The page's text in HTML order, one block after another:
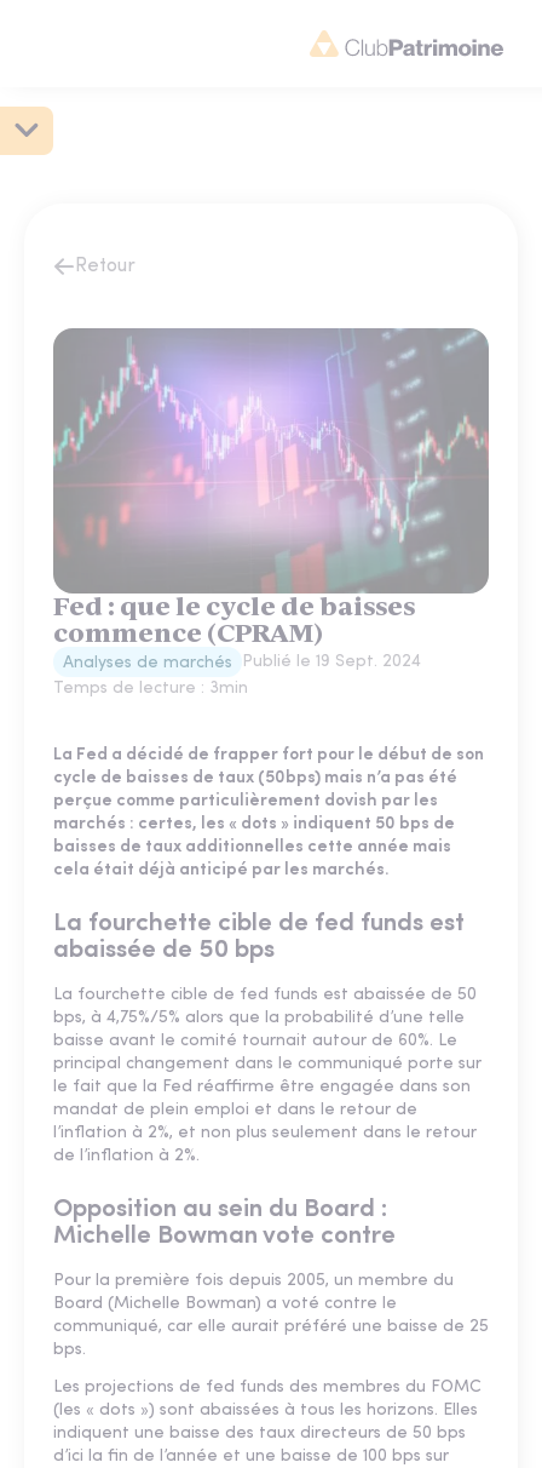
Retour
Fed : que le cycle de baisses
commence (CPRAM)
Analyses de marchés Publié le 19 Sept. 2024
Temps de lecture : 3min
La Fed a décidé de frapper fort pour le début de son
cycle de baisses de taux (50bps) mais n’a pas été
perçue comme particulièrement dovish par les
marchés : certes, les « dots » indiquent 50 bps de
baisses de taux additionnelles cette année mais
cela était déjà anticipé par les marchés.
La fourchette cible de fed funds est
abaissée de 50 bps
La fourchette cible de fed funds est abaissée de 50
bps, à 4,75%/5% alors que la probabilité d’une telle
baisse avant le comité tournait autour de 60%. Le
principal changement dans le communiqué porte sur
le fait que la Fed réaffirme être engagée dans son
mandat de plein emploi et dans le retour de
l’inflation à 2%, et non plus seulement dans le retour
de l’inflation à 2%.
Opposition au sein du Board :
Michelle Bowman vote contre
Pour la première fois depuis 2005, un membre du
Board (Michelle Bowman) a voté contre le
communiqué, car elle aurait préféré une baisse de 25
bps.
Les projections de fed funds des membres du FOMC
(les « dots ») sont abaissées à tous les horizons. Elles
indiquent une baisse des taux directeurs de 50 bps
d’ici la fin de l’année et une baisse de 100 bps sur